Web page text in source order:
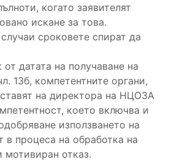
когато заявителят
искане за това.
сроковете спират да
датата на получаване на
13б, компетентните органи,
на директора на НЦОЗА
което включва и
използването на
в процеса на обработка на
мотивиран отказ.